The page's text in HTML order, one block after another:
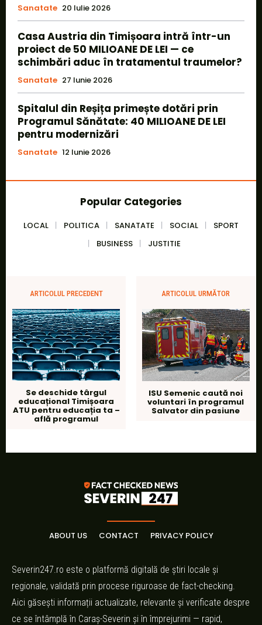
Sanatate 20 Iulie 2026
Casa Austria din Timișoara intră într-un
proiect de 50 MILIOANE DE LEI — ce
schimbări aduc în tratamentul traumelor?
Sanatate 27 Iunie 2026
Spitalul din Reșița primește dotări prin
Programul Sănătate: 40 MILIOANE DE LEI
pentru modernizări
Sanatate 12 Iunie 2026
Popular Categories
LOCAL POLITICA SANATATE SOCIAL
SPORT
BUSINESS
JUSTITIE
ARTICOLUL PRECEDENT
Se deschide târgul
educațional Timișoara
ATU pentru educația ta –
află programul
ARTICOLUL URMĂTOR
ISU Semenic caută noi
voluntari în programul
Salvator din pasiune
ABOUT US CONTACT PRIVACY POLICY
Severin247.ro este o platformă digitală de știri locale și
regionale, validată prin procese riguroase de fact-checking.
Aici găsești informații actualizate, relevante și verificate despre
ce se întâmplă în Caraș-Severin și în împrejurimi — rapid,